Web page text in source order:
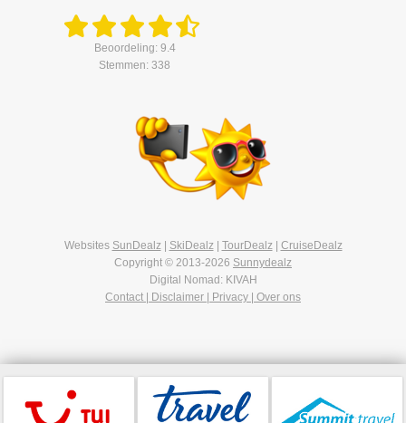
Beoordeling: 9.4
Stemmen: 338
Websites SunDealz| SkiDealz| TourDealz| CruiseDealz
Copyright © 2013-2026 Sunnydealz
Digital Nomad: KIVAH
Contact | Disclaimer | Privacy | Over ons